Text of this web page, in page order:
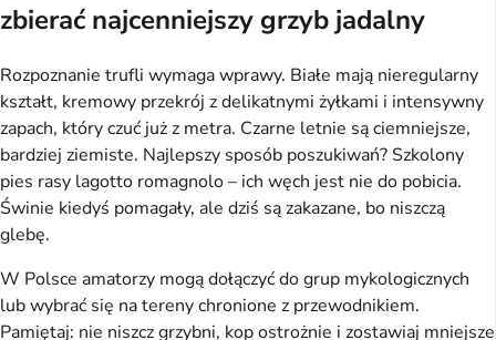
zbierać najcenniejszy grzyb jadalny
Rozpoznanie trufli wymaga wprawy. Białe mają nieregularny
kształt, kremowy przekrój z delikatnymi żyłkami i intensywny
zapach, który czuć już z metra. Czarne letnie są ciemniejsze,
bardziej ziemiste. Najlepszy sposób poszukiwań? Szkolony
pies rasy lagotto romagnolo – ich węch jest nie do pobicia.
Świnie kiedyś pomagały, ale dziś są zakazane, bo niszczą
glebę.
W Polsce amatorzy mogą dołączyć do grup mykologicznych
lub wybrać się na tereny chronione z przewodnikiem.
Pamiętaj: nie niszcz grzybni, kop ostrożnie i zostawiaj mniejsze